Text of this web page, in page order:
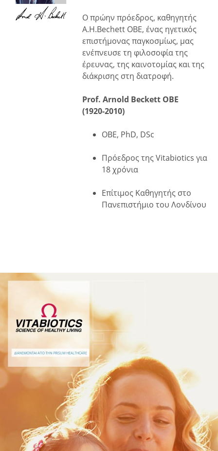
Ο πρώην πρόεδρος, καθηγητής
A.H.Bechett OBE, ένας ηγετικός
επιστήμονας παγκοσμίως, μας
ενέπνευσε τη φιλοσοφία της
έρευνας, της καινοτομίας και της
διάκρισης στη διατροφή.
Prof. Arnold Beckett OBE
(1920-2010)
OBE, PhD, DSc
Πρόεδρος της Vitabiotics για
18 χρόνια
Επίτιμος Καθηγητής στο
Πανεπιστήμιο του Λονδίνου